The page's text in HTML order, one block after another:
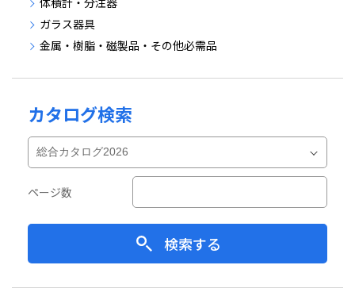
ガラス器具
金属・樹脂・磁製品・その他必需品
カタログ検索
ページ数
検索する